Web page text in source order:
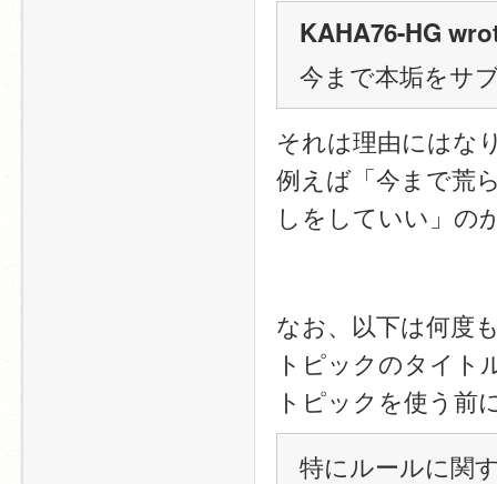
KAHA76-HG
今まで本垢をサ
それは理由にはな
例えば「今まで荒
しをしていい」の
なお、以下は何度
トピックのタイト
トピックを使う前
特にルールに関